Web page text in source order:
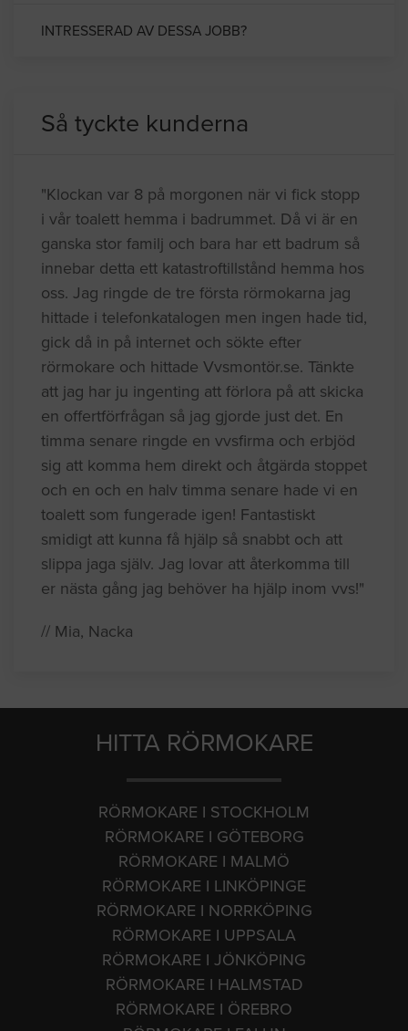
INTRESSERAD AV DESSA JOBB?
Så tyckte kunderna
"Klockan var 8 på morgonen när vi fick stopp
i vår toalett hemma i badrummet. Då vi är en
ganska stor familj och bara har ett badrum så
innebar detta ett katastroftillstånd hemma hos
oss. Jag ringde de tre första rörmokarna jag
hittade i telefonkatalogen men ingen hade tid,
gick då in på internet och sökte efter
rörmokare och hittade Vvsmontör.se. Tänkte
att jag har ju ingenting att förlora på att skicka
en offertförfrågan så jag gjorde just det. En
timma senare ringde en vvsfirma och erbjöd
sig att komma hem direkt och åtgärda stoppet
och en och en halv timma senare hade vi en
toalett som fungerade igen! Fantastiskt
smidigt att kunna få hjälp så snabbt och att
slippa jaga själv. Jag lovar att återkomma till
er nästa gång jag behöver ha hjälp inom vvs!"
// Mia, Nacka
HITTA RÖRMOKARE
RÖRMOKARE I STOCKHOLM
RÖRMOKARE I GÖTEBORG
RÖRMOKARE I MALMÖ
RÖRMOKARE I LINKÖPINGE
RÖRMOKARE I NORRKÖPING
RÖRMOKARE I UPPSALA
RÖRMOKARE I JÖNKÖPING
RÖRMOKARE I HALMSTAD
RÖRMOKARE I ÖREBRO